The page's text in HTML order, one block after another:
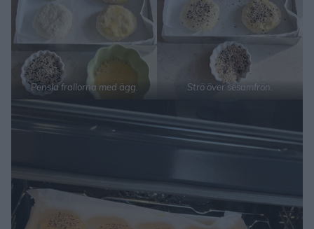
Pensla frallorna med ägg. Strö över sesamfrön.